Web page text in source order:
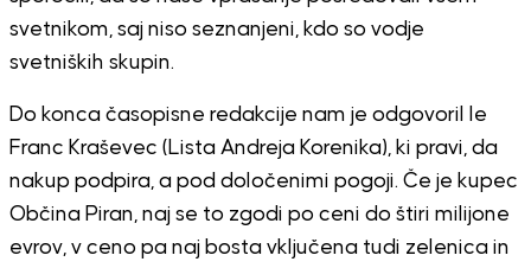
svetnikom, saj niso seznanjeni, kdo so vodje
svetniških skupin.
Do konca časopisne redakcije nam je odgovoril le
Franc Kraševec (Lista Andreja Korenika), ki pravi, da
nakup podpira, a pod določenimi pogoji. Če je kupec
Občina Piran, naj se to zgodi po ceni do štiri milijone
evrov, v ceno pa naj bosta vključena tudi zelenica in